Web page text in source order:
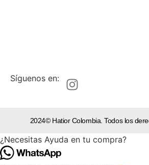
Síguenos en:
2024© Hatior Colombia. Todos los
¿Necesitas Ayuda en tu compra?